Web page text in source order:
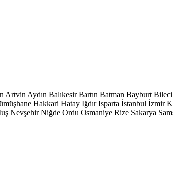
Artvin Aydın Balıkesir Bartın Batman Bayburt
Hakkari Hatay Iğdır Isparta İstanbul İzmir
Nevşehir Niğde Ordu Osmaniye Rize Sakarya